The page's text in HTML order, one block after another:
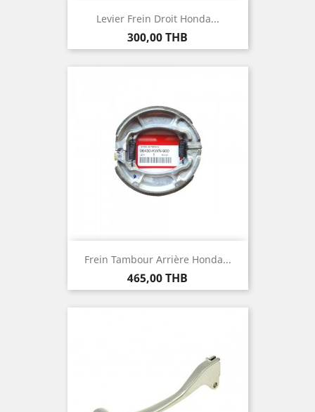
Levier Frein Droit Honda...
Prix
300,00 THB
Frein Tambour Arrière Honda...
Prix
465,00 THB